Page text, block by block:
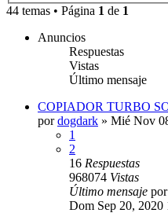
44 temas • Página 1 de 1
Anuncios
Respuestas
Vistas
Último mensaje
COPIADOR TURBO
pordogdark » Mié Nov
1
2
16 Respuestas
968074 Vistas
Último mensaje por
Dom Sep 20, 2020